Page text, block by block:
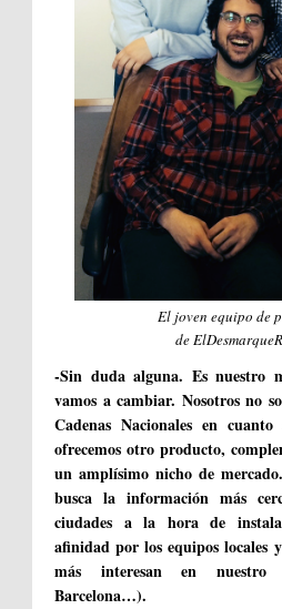
El joven equipo de
de
-Sin duda alguna. Es nuestro
vamos a cambiar. Nosotros no
Cadenas Nacionales en
ofrecemos otro producto,
un amplísimo nicho de
busca la información más
ciudades a la hora de
afinidad por los equipos locales
más interesan en
Barcelona…).